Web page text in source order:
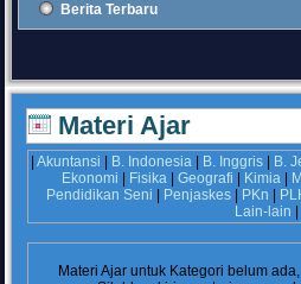
Berita Terbaru
Materi Ajar
|Akuntansi B. Indonesia B. Inggris B.
Ekonomi
Fisika |Geografi Kimia
Pendidikan Seni
Penjaskes| PKn
Lain-lain
Materi Ajar untuk Kategori belum